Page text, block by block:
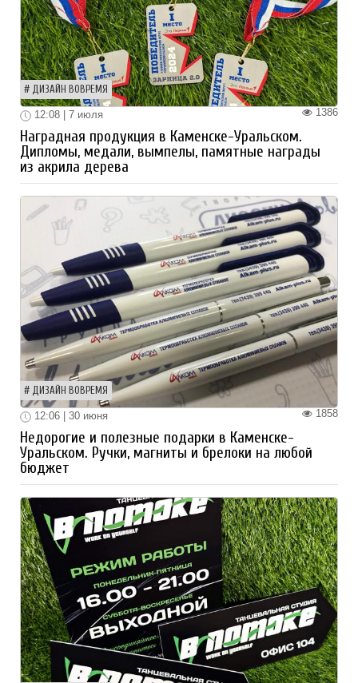
ДИЗАЙН ВОВРЕМЯ
1386
12:08 | 7 июля
Наградная продукция в Каменске-Уральском.
Дипломы, медали, вымпелы, памятные награды
из акрила дерева
ДИЗАЙН ВОВРЕМЯ
1858
12:06 | 30 июня
Недорогие и полезные подарки в Каменске-
Уральском. Ручки, магниты и брелоки на любой
бюджет